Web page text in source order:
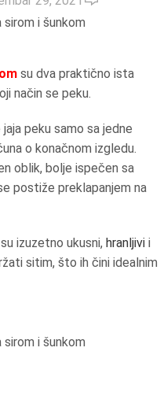
su dva praktično ista
način se peku.
peku samo sa jedne
o konačnom izgledu.
oblik, bolje ispečen sa
postiže preklapanjem na
izuzetno ukusni, hranljivi i
sitim, što ih čini idealnim